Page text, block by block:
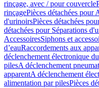
rinçage, avec / pour couvercle
rinçagePièces détachées pour
d'urinoirsPièces détachées
détachées pour Séparations
AccessoiresSiphons et
d’eauRaccordements aux
déclenchement électronique
pilesA déclenchement
apparentA déclenchement
alimentation par pilesPièces